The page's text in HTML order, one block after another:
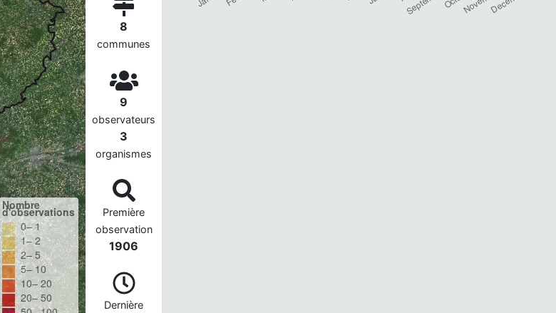
Nombre
d'observations
0– 1
1– 2
2– 5
5– 10
10– 20
20– 50
8
communes
9
observateurs
3
organismes
Première
observation
1906
Dernière